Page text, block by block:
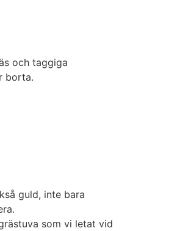
och taggiga
borta.
guld, inte bara
som vi letat vid